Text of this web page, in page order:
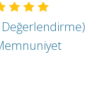
Değerlendirme)